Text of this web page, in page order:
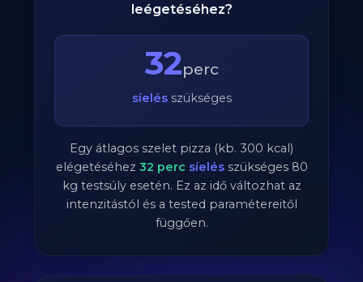
leégetéséhez?
32perc
síelésszükséges
Egy átlagos szelet pizza (kb. 300 kcal)
elégetéséhez 32 perc síelésszükséges 80
kg testsúly esetén. Ez az idő változhat az
intenzitástól és a tested paramétereitől
függően.